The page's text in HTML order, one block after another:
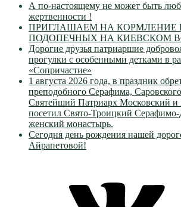
А по-настоящему не может быть
жертвенности !
ПРИГЛАШАЕМ НА
ПОДОПЕЧНЫХ НА КИЕВСКОМ
Дорогие друзья патриаршие
прогулки с особенными детками в
«Сопричастие»
1 августа 2026 года, в праздник
преподобного Серафима,
Святейший Патриарх Московский и
посетил Свято-Троицкий
женский монастырь.
Сегодня день рождения нашей
Айрапетовой!
Добровольцы